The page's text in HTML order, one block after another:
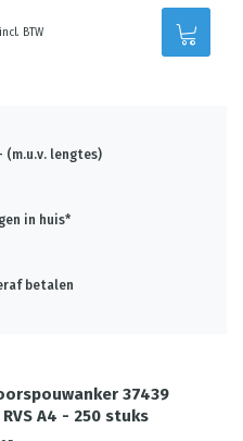
incl. BTW
(m.u.v. lengtes)
in huis*
betalen
37439
A4 - 250 stuks